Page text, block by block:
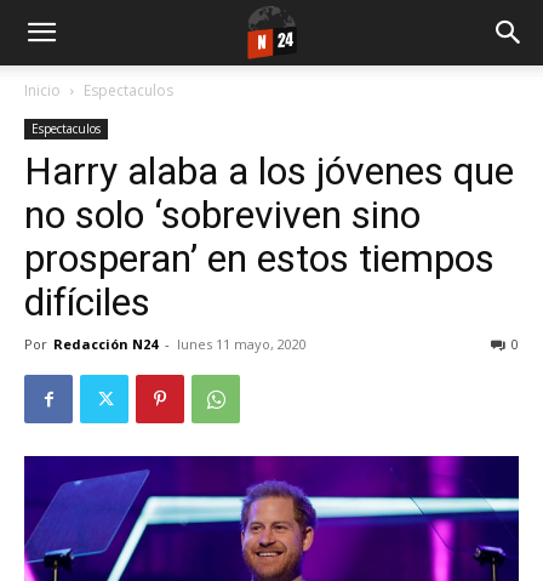
Inicio Espectaculos
Espectaculos
Harry alaba a los jóvenes que
no solo ‘sobreviven sino
prosperan’ en estos tiempos
difíciles
Por Redacción N24 - lunes 11 mayo, 2020 0